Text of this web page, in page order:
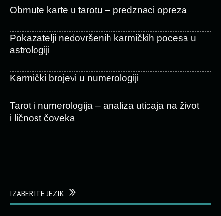
Obrnute karte u tarotu – predznaci opreza
Pokazatelji nedovršenih karmičkih pocesa u
astrologiji
Karmički brojevi u numerologiji
Tarot i numerologija – analiza uticaja na život
i ličnost čoveka
IZABERITE JEZIK